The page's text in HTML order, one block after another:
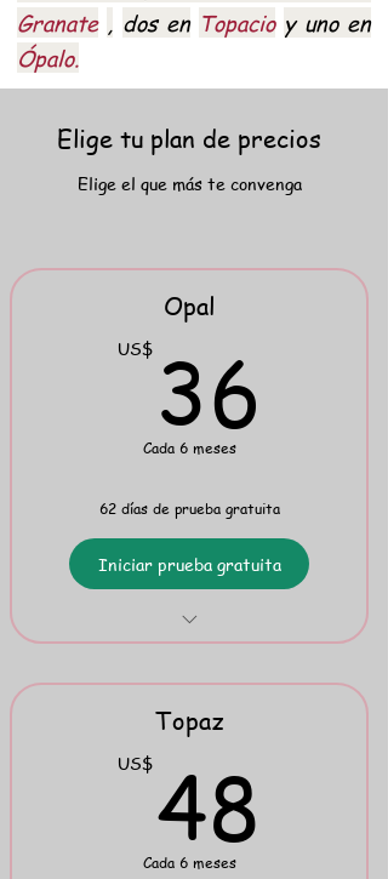
Granate , dos en Topacio y uno en
Ópalo.
Elige tu plan de precios
Elige el que más te convenga
Opal
US$ 36
Cada 6 meses
62 días de prueba gratuita
Iniciar prueba gratuita
The Red Well-Read Flipbook
Topaz
US$ 48
Cada 6 meses